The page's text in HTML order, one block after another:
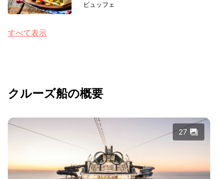
ビュッフェ
すべて表示
クルーズ船の概要
27